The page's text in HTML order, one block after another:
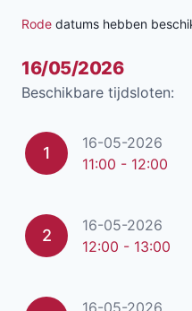
Rode datums hebben
16/05/2026
Beschikbare tijdsloten:
1
16-05-2026
11:00 - 12:00
2
16-05-2026
12:00 - 13:00
16-05-2026